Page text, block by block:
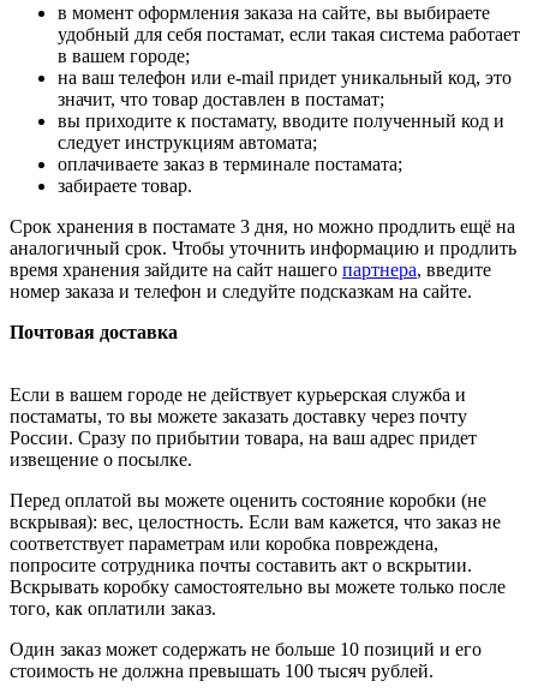
в момент оформления заказа на сайте, вы выбираете
удобный для себя постамат, если такая система работает
в вашем городе;
на ваш телефон или e-mail придет уникальный код, это
значит, что товар доставлен в постамат;
вы приходите к постамату, вводите полученный код и
следует инструкциям автомата;
оплачиваете заказ в терминале постамата;
забираете товар.
Срок хранения в постамате 3 дня, но можно продлить ещё на
аналогичный срок. Чтобы уточнить информацию и продлить
время хранения зайдите на сайт нашего партнера, введите
номер заказа и телефон и следуйте подсказкам на сайте.
Почтовая доставка
Если в вашем городе не действует курьерская служба и
постаматы, то вы можете заказать доставку через почту
России. Сразу по прибытии товара, на ваш адрес придет
извещение о посылке.
Перед оплатой вы можете оценить состояние коробки (не
вскрывая): вес, целостность. Если вам кажется, что заказ не
соответствует параметрам или коробка повреждена,
попросите сотрудника почты составить акт о вскрытии.
Вскрывать коробку самостоятельно вы можете только после
того, как оплатили заказ.
Один заказ может содержать не больше 10 позиций и его
стоимость не должна превышать 100 тысяч рублей.